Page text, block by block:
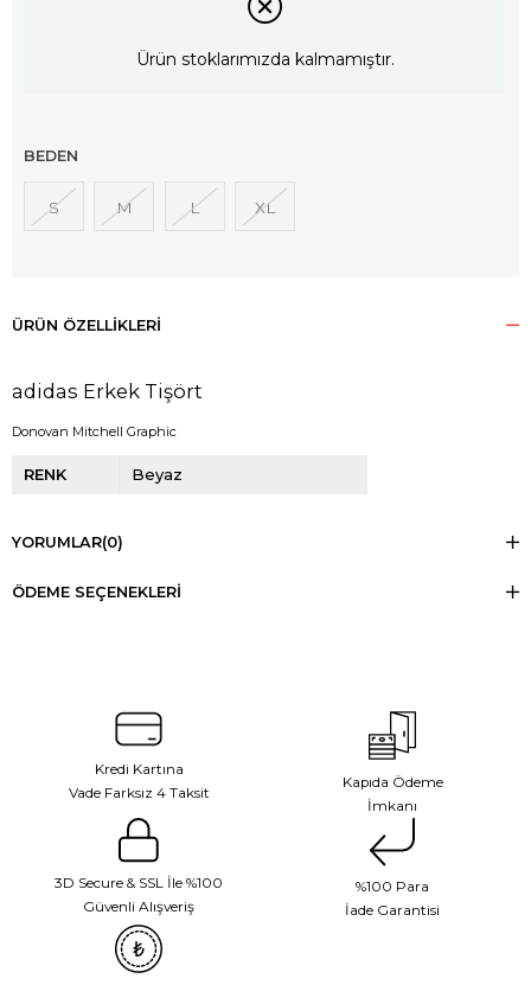
Ürün stoklarımızda kalmamıştır.
BEDEN
S M L XL
ÜRÜN ÖZELLIKLERI
adidas Erkek Tişört
Donovan Mitchell Graphic
RENK Beyaz
YORUMLAR(0)
ÖDEME SEÇENEKLERI
Kredi Kartına
Vade Farksız 4 Taksit
Kapıda Ödeme
İmkanı
3D Secure & SSL İle %100
Güvenli Alışveriş
%100 Para
İade Garantisi